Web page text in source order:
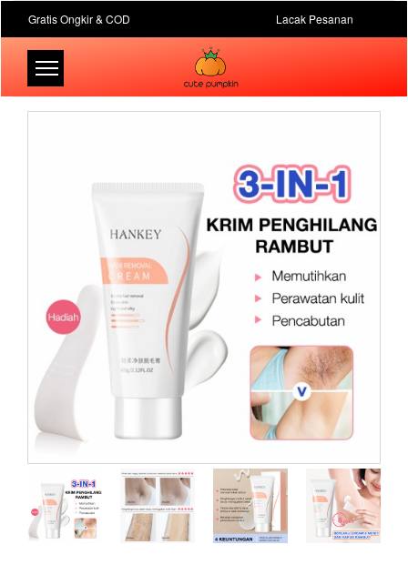
Gratis Ongkir & COD Lacak Pesanan